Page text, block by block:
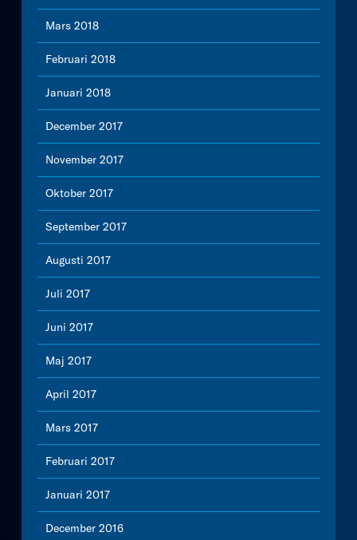
Mars 2018
Februari 2018
Januari 2018
December 2017
November 2017
Oktober 2017
September 2017
Augusti 2017
Juli 2017
Juni 2017
Maj 2017
April 2017
Mars 2017
Februari 2017
Januari 2017
December 2016